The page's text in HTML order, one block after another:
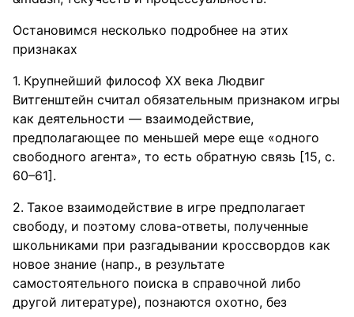
Остановимся несколько подробнее на этих
признаках
Крупнейший философ XX века Людвиг
Витгенштейн считал обязательным признаком игры
как деятельности — взаимодействие,
предполагающее по меньшей мере еще «одного
свободного агента», то есть обратную связь [15, с.
60–61].
Такое взаимодействие в игре предполагает
свободу, и поэтому слова-ответы, полученные
школьниками при разгадывании кроссвордов как
новое знание (напр., в результате
самостоятельного поиска в справочной либо
другой литературе), познаются охотно, без